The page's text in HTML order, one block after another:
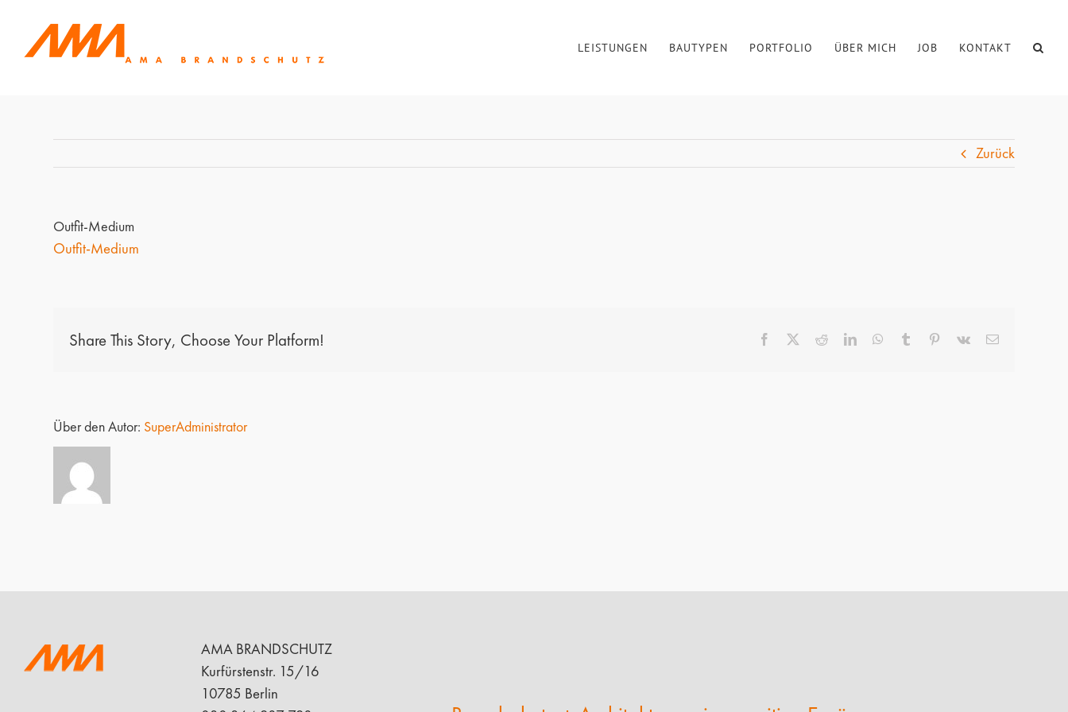
springen
LEISTUNGEN BAUTYPEN PORTFOLIO ÜBER MICH JOB KONTAKT
Zurück
Outfit-Medium
Outfit-Medium
Share This Story, Choose Your Platform! Facebook RedditLinkedInWhatsApp
Tumblr Pinterest
Vk
E-
Über den Autor: SuperAdministrator
AMA BRANDSCHUTZ
Kurfürstenstr. 15/16
10785 Berlin